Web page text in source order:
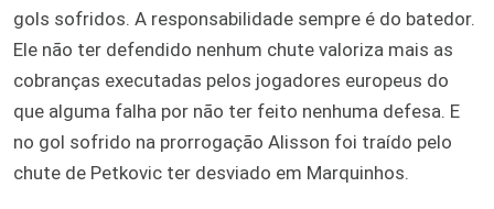
gols sofridos. A responsabilidade sempre é do batedor.
Ele não ter defendido nenhum chute valoriza mais as
cobranças executadas pelos jogadores europeus do
que alguma falha por não ter feito nenhuma defesa. E
no gol sofrido na prorrogação Alisson foi traído pelo
chute de Petkovic ter desviado em Marquinhos.